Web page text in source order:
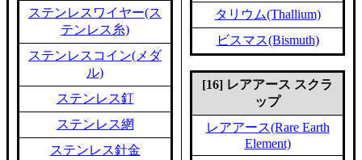
ステンレスワイヤー(ス
テンレス糸)
ステンレスコイン(メダ
ル)
ステンレス釘
ステンレス網
ステンレス針金
タリウム(Thallium)
ビスマス(Bismuth)
[16] レアアース スクラ
ップ
レアアース(Rare Earth
Element)